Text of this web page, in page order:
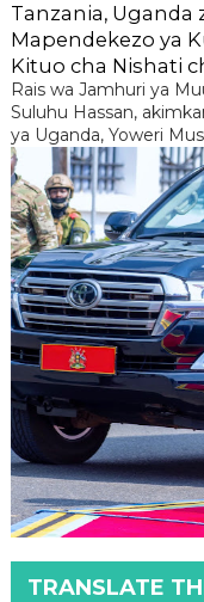
Tanzania, Uganda
Mapendekezo ya
Kituo cha Nishati
Rais wa Jamhuri ya
Suluhu Hassan,
ya Uganda, Yoweri
TRANSLATE